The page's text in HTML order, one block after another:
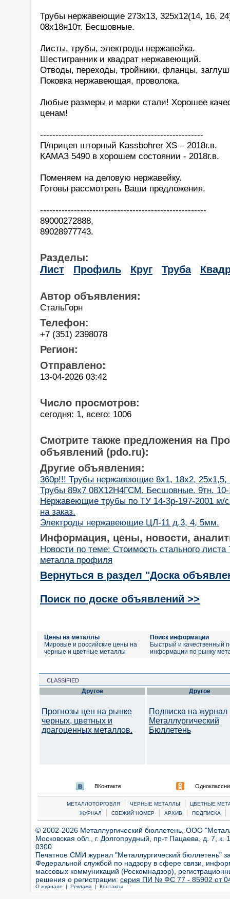
Трубы нержавеющие 273х13, 325х12(14, 16,
08х18н10т. Бесшовные.
Листы, трубы, электроды нержавейка.
Шестигранник и квадрат нержавеющий.
Отводы, переходы, тройники, фланцы,
Поковка нержавеющая, проволока.
Любые размеры и марки стали! Хорошее
ценам!
-----------------------------------------------------
П/прицеп шторный Kassbohrer XS – 2018г.в.
КАМАЗ 5490 в хорошем состоянии - 2018г.в.
Поменяем на деловую нержавейку.
Готовы рассмотреть Ваши предложения.
------------------------------------------------------
89000272888,
89028977743.
Разделы:
Лист
Профиль Круг Труба
Автор объявления:
СтальГорн
Телефон:
+7 (351) 2398078
Регион:
Отправлено:
13-04-2026 03:42
Число просмотров:
сегодня: 1, всего: 1006
Смотрите также предложения на
объявлений (pdo.ru):
Другие объявления:
360р!!! Трубы нержавеющие 8х1, 18х2, 25х1,5,
Трубы 89х7 08Х12Н4ГСМ. Бесшовные. 9тн. 10-
Нержавеющие трубы по ТУ 14-3р-197-2001 м/
на заказ.
Электроды нержавеющие ЦЛ-11 д.3, 4, 5мм.
Информация, цены, новости,
Новости по теме: Стоимость стального
металла профиля
Вернуться в раздел "Доска
Поиск по доске объявлений >>
Цены на металлы
Мировые и российские цены на
черные и цветные металлы
Поиск информации
Быстрый и качественный
информации по рынку
CLASSIFIED
Другое
Прогнозы цен на рынке
черных, цветных и
драгоценных металлов.
Другое
Подписка на журнал
Металлургический
Бюллетень
ВКонтакте
МЕТАЛЛОТОРГОВЛЯ | ЧЕРНЫЕ МЕТАЛЛЫ |
ЦВЕТНЫЕ
ЖУРНАЛ
| СВЕЖИЙ НОМЕР | АРХИВ | ПОДПИСКА |
© 2002-2026 Металлургический бюллетень, ООО
Московская обл., г. Долгопрудный, пр-т Пацаева, д. 7,
0300
Печатное СМИ журнал "Металлургический бюллетень"
Федеральной службой по надзору в сфере связи,
массовых коммуникаций (Роскомнадзор),
решения о регистрации: серия ПИ № ФС 77 - 85902 от 04
О журнале | Реклама | Контакты